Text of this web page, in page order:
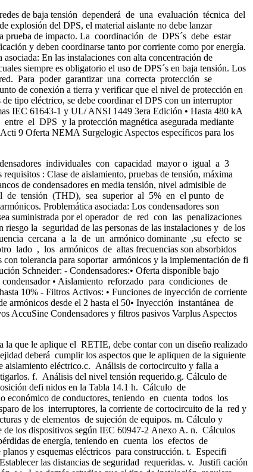
de baja tensión dependerá de una evaluación técnica del
explosión del DPS, el material aislante no debe lanzar
a prueba de impacto. La coordinación de DPS´s debe estar
y deben coordinarse tanto por corriente como por energía.
En las instalaciones con alta concentración de
siempre es obligatorio el uso de DPS´s en baja tensión. Los
red. Para poder garantizar una correcta protección se
de conexión a tierra y verificar que el nivel de protección en
tipo eléctrico, se debe coordinar el DPS con un interruptor
IEC 61643-1 y UL/ ANSI 1449 3era Edición • Hasta 480 kA
el DPS y la protección magnética asegurada mediante
9 Oferta NEMA Surgelogic Aspectos específicos para los
individuales con capacidad mayor o igual a 3
: Clase de aislamiento, pruebas de tensión, máxima
de condensadores en media tensión, nivel admisible de
de tensión (THD), sea superior al 5% en el punto de
Problemática asociada: Los condensadores son
suministrada por el operador de red con las penalizaciones
la seguridad de las personas de las instalaciones y de los
cercana a la de un armónico dominante ,su efecto se
lado , los armónicos de altas frecuencias son absorbidos
tolerancia para soportar armónicos y la implementación de fi
Schneider: - Condensadores:• Oferta disponible bajo
• Aislamiento reforzado para condiciones de
10% - Filtros Activos: • Funciones de inyección de corriente
desde el 2 hasta el 50• Inyección instantánea de
Condensadores y filtros pasivos Varplus Aspectos
la que le aplique el RETIE, debe contar con un diseño realizado
deberá cumplir los aspectos que le apliquen de la siguiente
eléctrico.c. Análisis de cortocircuito y falla a
f. Análisis del nivel tensión requerido.g. Cálculo de
defi nidos en la Tabla 14.1 h. Cálculo de
de conductores, teniendo en cuenta todos los
de los interruptores, la corriente de cortocircuito de la red y
y de elementos de sujeción de equipos. m. Cálculo y
de los dispositivos según IEC 60947-2 Anexo A. n. Cálculos
de energía, teniendo en cuenta los efectos de
y esquemas eléctricos para construcción. t. Especifi
las distancias de seguridad requeridas. v. Justifi cación